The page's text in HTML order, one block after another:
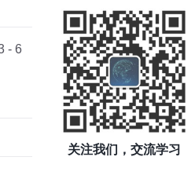
- 6
关注我们，交流学习